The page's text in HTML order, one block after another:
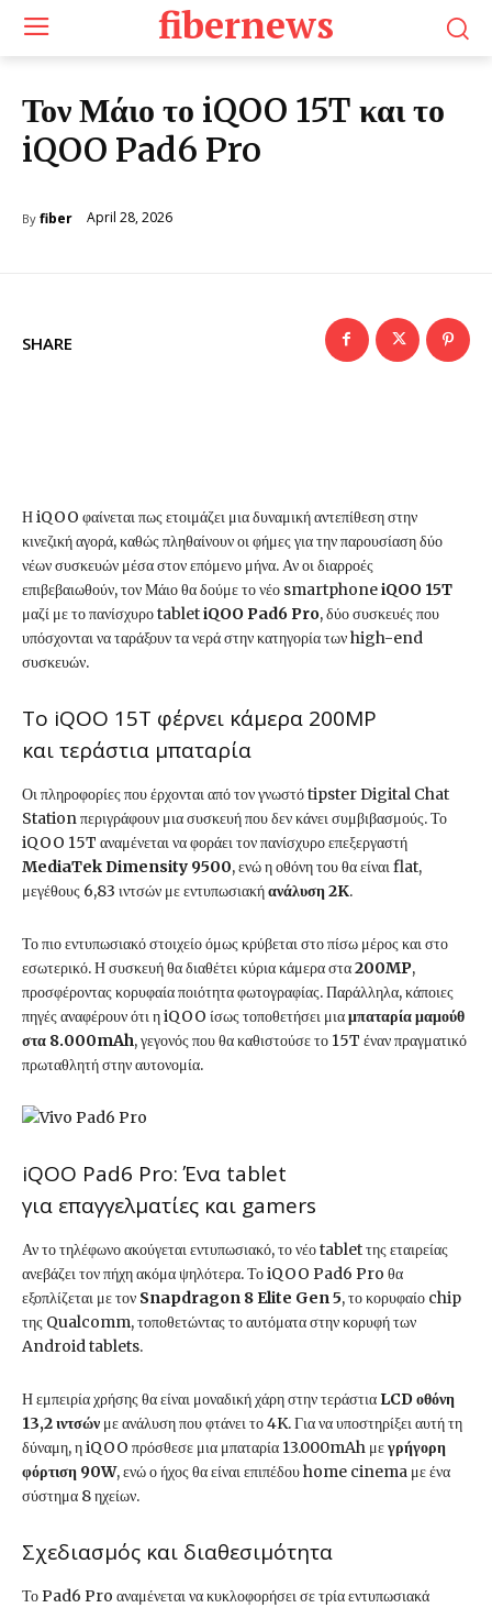
fibernews
Τον Μάιο το iQOO 15T και το
iQOO Pad6 Pro
By fiber April 28, 2026
SHARE
Η iQOO φαίνεται πως ετοιμάζει μια δυναμική αντεπίθεση στην
κινεζική αγορά, καθώς πληθαίνουν οι φήμες για την παρουσίαση δύο
νέων συσκευών μέσα στον επόμενο μήνα. Αν οι διαρροές
επιβεβαιωθούν, τον Μάιο θα δούμε το νέο smartphoneiQOO 15T
μαζί με το πανίσχυρο tabletiQOO Pad6 Pro, δύο συσκευές που
υπόσχονται να ταράξουν τα νερά στην κατηγορία των high-end
συσκευών.
Το iQOO 15T φέρνει κάμερα 200MP
και τεράστια μπαταρία
Οι πληροφορίες που έρχονται από τον γνωστό tipster Digital Chat
Station περιγράφουν μια συσκευή που δεν κάνει συμβιβασμούς. Το
iQOO 15T αναμένεται να φοράει τον πανίσχυρο επεξεργαστή
MediaTek Dimensity 9500, ενώ η οθόνη του θα είναι flat,
μεγέθους 6,83 ιντσών με εντυπωσιακήανάλυση 2K.
Το πιο εντυπωσιακό στοιχείο όμως κρύβεται στο πίσω μέρος και στο
εσωτερικό. Η συσκευή θα διαθέτει κύρια κάμερα στα200MP,
προσφέροντας κορυφαία ποιότητα φωτογραφίας. Παράλληλα, κάποιες
πηγές αναφέρουν ότι η iQOO ίσως τοποθετήσει μιαμπαταρία μαμούθ
στα 8.000mAh, γεγονός που θα καθιστούσε το 15T έναν πραγματικό
πρωταθλητή στην αυτονομία.
iQOO Pad6 Pro: Ένα tablet
για επαγγελματίες και gamers
Αν το τηλέφωνο ακούγεται εντυπωσιακό, το νέο tablet της εταιρείας
ανεβάζει τον πήχη ακόμα ψηλότερα. Το iQOO Pad6 Pro θα
εξοπλίζεται με τον Snapdragon 8 Elite Gen 5, το κορυφαίο chip
της Qualcomm, τοποθετώντας το αυτόματα στην κορυφή των
Android tablets.
Η εμπειρία χρήσης θα είναι μοναδική χάρη στην τεράστια LCD οθόνη
13,2 ιντσών με ανάλυση που φτάνει το 4K. Για να υποστηρίξει αυτή τη
δύναμη, η iQOO πρόσθεσε μια μπαταρία 13.000mAh μεγρήγορη
φόρτιση 90W, ενώ ο ήχος θα είναι επιπέδου home cinema με ένα
σύστημα 8 ηχείων.
Σχεδιασμός και διαθεσιμότητα
Το Pad6 Pro αναμένεται να κυκλοφορήσει σε τρία εντυπωσιακά